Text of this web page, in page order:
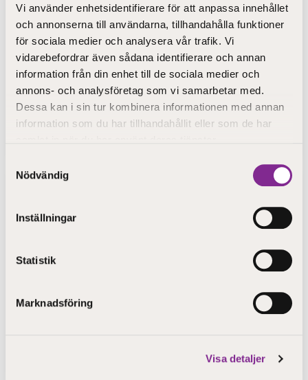
Vi använder enhetsidentifierare för att anpassa innehållet
och annonserna till användarna, tillhandahålla funktioner
för sociala medier och analysera vår trafik. Vi
vidarebefordrar även sådana identifierare och annan
information från din enhet till de sociala medier och
annons- och analysföretag som vi samarbetar med.
Dessa kan i sin tur kombinera informationen med annan
information som du har tillhandahållit eller som de har
Nödvändig
Inställningar
Statistik
Marknadsföring
Visa detaljer
Publicerad 15.5.2023
Kyrkvaktmästare är nästa steg i Monicas
karriär
I en serie av inlägg har vi fått veta mer om studievardagen på
STEP-utbildning. Vi har stiftat bekantskap med Nadja, Kim och
Liselott som studerar till barnledare, Ahmed som studerar till
skolgångshandledare och Rita som studerar till ledare för
ungdomar och gemenskaper. Idag får vi veta mer om Monicas
studievardag, hon studerar yrkesexamen i församlings- och